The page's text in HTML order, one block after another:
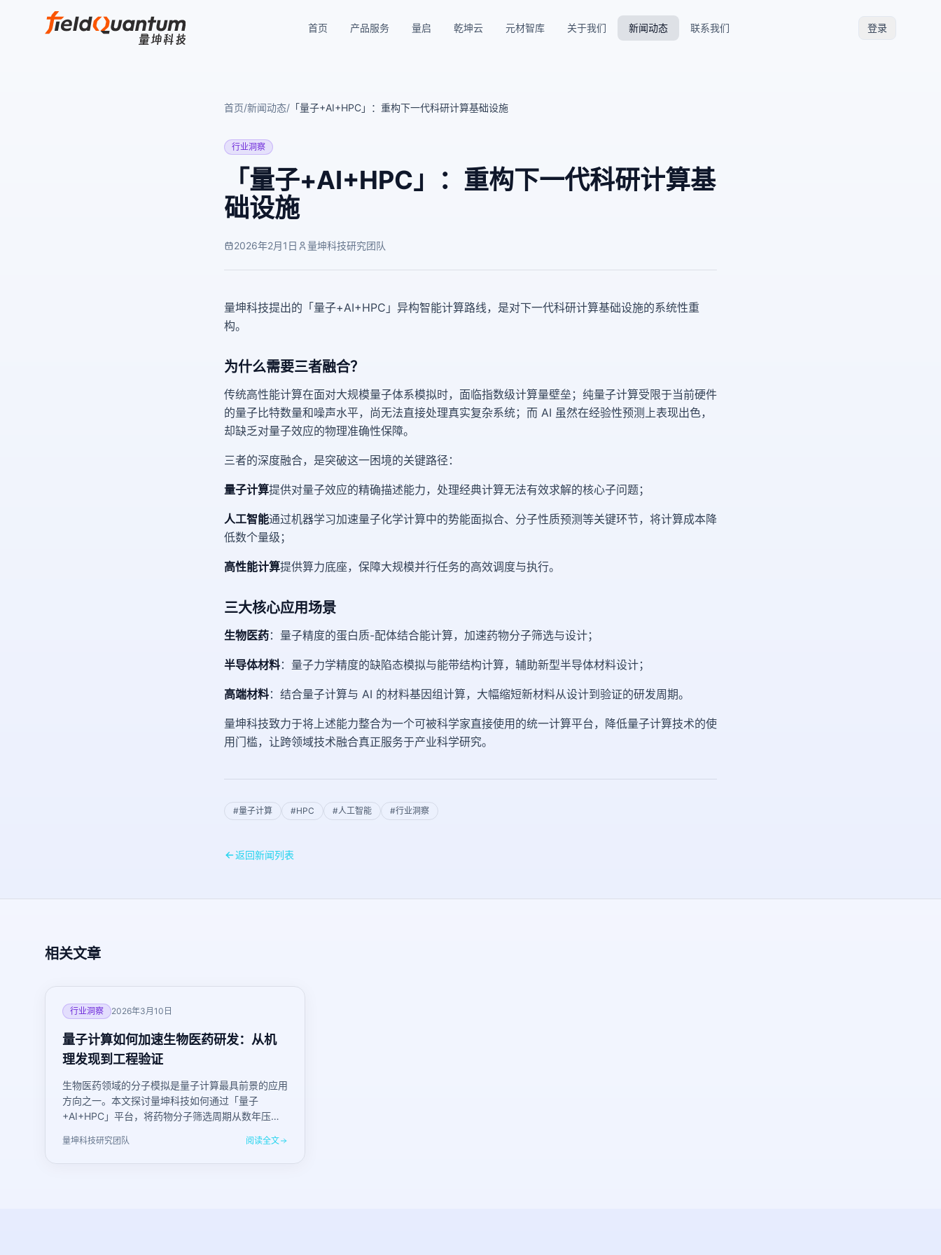
首页 产品服务 量启 乾坤云 元材智库 关于我们 新闻动态 联系我们 登录
首页/新闻动态/ 「量子+AI+HPC」：重构下一代科研计算基础设施
行业洞察
「量子+AI+HPC」：重构下一代科研计算基
础设施
2026年2月1日 量坤科技研究团队
量坤科技提出的「量子+AI+HPC」异构智能计算路线，是对下一代科研计算基础设施的系统性重
构。
为什么需要三者融合？
传统高性能计算在面对大规模量子体系模拟时，面临指数级计算量壁垒；纯量子计算受限于当前硬件
的量子比特数量和噪声水平，尚无法直接处理真实复杂系统；而 AI 虽然在经验性预测上表现出色，
却缺乏对量子效应的物理准确性保障。
三者的深度融合，是突破这一困境的关键路径：
量子计算提供对量子效应的精确描述能力，处理经典计算无法有效求解的核心子问题；
人工智能通过机器学习加速量子化学计算中的势能面拟合、分子性质预测等关键环节，将计算成本降
低数个量级；
高性能计算提供算力底座，保障大规模并行任务的高效调度与执行。
三大核心应用场景
生物医药：量子精度的蛋白质-配体结合能计算，加速药物分子筛选与设计；
半导体材料：量子力学精度的缺陷态模拟与能带结构计算，辅助新型半导体材料设计；
高端材料：结合量子计算与 AI 的材料基因组计算，大幅缩短新材料从设计到验证的研发周期。
量坤科技致力于将上述能力整合为一个可被科学家直接使用的统一计算平台，降低量子计算技术的使
用门槛，让跨领域技术融合真正服务于产业科学研究。
#量子计算 #HPC #人工智能 #行业洞察
返回新闻列表
相关文章
行业洞察 2026年3月10日
量子计算如何加速生物医药研发：从机
理发现到工程验证
生物医药领域的分子模拟是量子计算最具前景的应用
方向之一。本文探讨量坤科技如何通过「量子
+AI+HPC」平台，将药物分子筛选周期从数年压缩
量坤科技研究团队 阅读全文